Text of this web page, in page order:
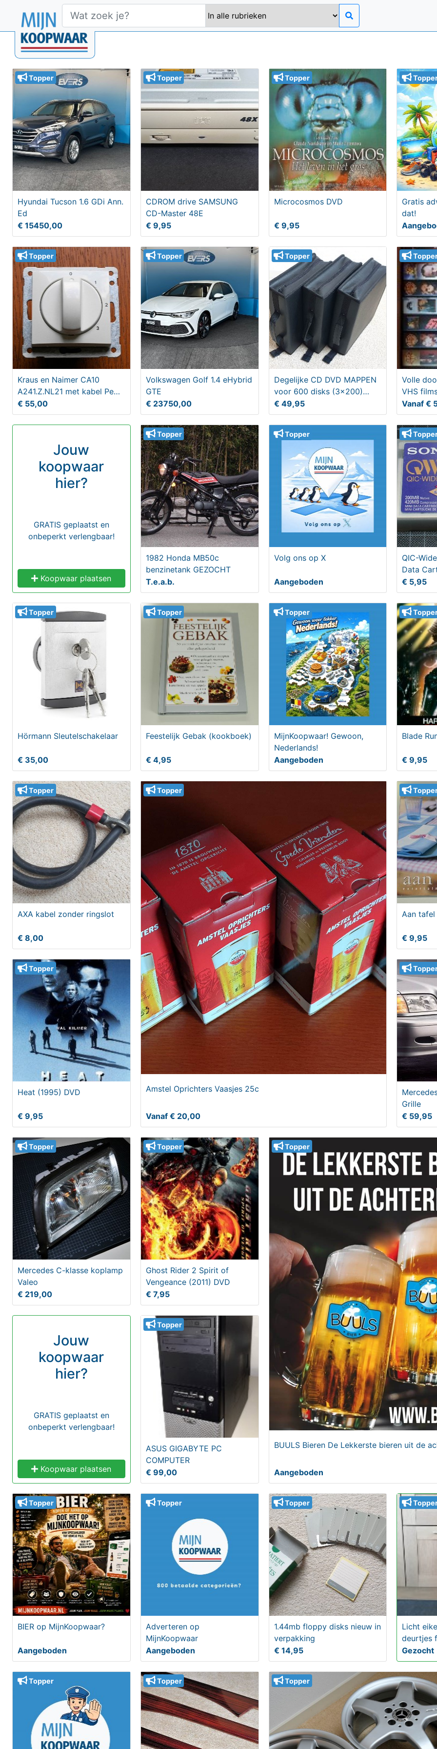
Topper
Hyundai Tucson 1.6 GDi Ann.
Ed
€ 15450,00
Topper
CDROM drive SAMSUNG
CD-Master 48E
€ 9,95
Topper
Microcosmos DVD
€ 9,95
Gratis
dat!
Topper
Kraus en Naimer CA10
A241.Z.NL21 met kabel PeHa
RAL 9010
€ 55,00
Topper
Volkswagen Golf 1.4 eHybrid
GTE
€ 23750,00
Topper
Degelijke CD DVD MAPPEN
voor 600 disks (3x200)
kunstleder
€ 49,95
Volle
VHS
Vanaf €
Jouw
koopwaar
hier?
GRATIS geplaatst en
onbeperkt verlengbaar!
Koopwaar plaatsen
Topper
1982 Honda MB50c
benzinetank GEZOCHT
T.e.a.b.
Topper
Volg ons op X
Aangeboden
QIC-
Data
€ 5,95
Topper
Hörmann Sleutelschakelaar
€ 35,00
Topper
Feestelijk Gebak (kookboek)
€ 4,95
Topper
MijnKoopwaar! Gewoon,
Nederlands!
Aangeboden
Blade
€ 9,95
Topper
AXA kabel zonder ringslot
€ 8,00
Topper
Amstel Oprichters Vaasjes 25c
Vanaf € 20,00
Aan tafel
€ 9,95
Topper
Heat (1995) DVD
€ 9,95
Grille
€ 59,95
Topper
Mercedes C-klasse koplamp
Valeo
€ 219,00
Topper
Ghost Rider 2 Spirit of
Vengeance (2011) DVD
€ 7,95
Topper
BUULS Bieren De Lekkerste bieren uit de
Aangeboden
Jouw
koopwaar
hier?
GRATIS geplaatst en
onbeperkt verlengbaar!
Koopwaar plaatsen
Topper
ASUS GIGABYTE PC
COMPUTER
€ 99,00
Topper
BIER op MijnKoopwaar?
Aangeboden
Topper
Adverteren op
MijnKoopwaar
Aangeboden
Topper
1.44mb floppy disks nieuw in
verpakking
€ 14,95
Licht
deurtjes
Gezocht
Topper Topper Topper